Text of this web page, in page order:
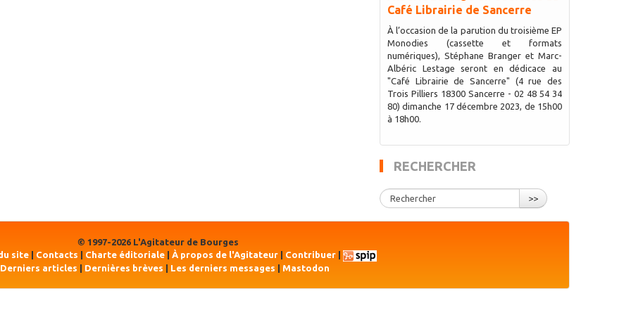
Café Librairie de Sancerre
À l’occasion de la parution du troisième EP
Monodies (cassette et formats
numériques), Stéphane Branger et Marc-
Albéric Lestage seront en dédicace au
"Café Librairie de Sancerre" (4 rue des
Trois Pilliers 18300 Sancerre - 02 48 54 34
80) dimanche 17 décembre 2023, de 15h00
à 18h00.
RECHERCHER
>>
© 1997-2026 L'Agitateur de Bourges
site Contacts Charte éditoriale À propos de l'Agitateur Contribuer
Derniers articles | Dernières brèves | Les derniers messages | Mastodon